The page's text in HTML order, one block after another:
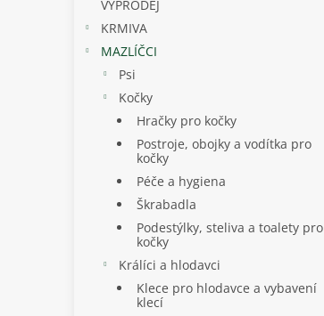
VÝPRODEJ
KRMIVA
MAZLÍČCI
Psi
Kočky
Hračky pro kočky
Postroje, obojky a vodítka pro
kočky
Péče a hygiena
Škrabadla
Podestýlky, steliva a toalety pro
kočky
Králíci a hlodavci
Klece pro hlodavce a vybavení
klecí